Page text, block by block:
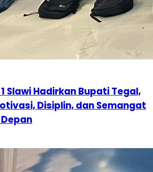
1 Slawi Hadirkan Bupati Tegal,
Disiplin, dan Semangat